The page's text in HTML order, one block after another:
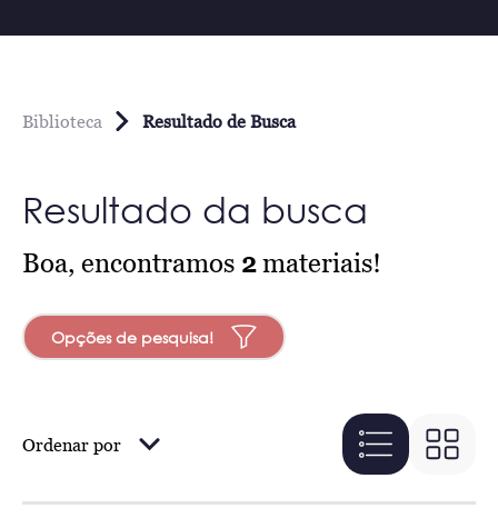
Biblioteca Resultado de Busca
Resultado da busca
Boa, encontramos 2materiais!
Opções de pesquisa!
Ordenar por